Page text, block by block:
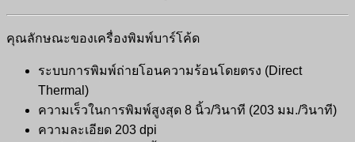
คุณลักษณะของเครื่องพิมพ์บาร์โค้ด
ระบบการพิมพ์ถ่ายโอนความร้อนโดยตรง (Direct
Thermal)
ความเร็วในการพิมพ์สูงสุด 8 นิ้ว/วินาที (203 มม./วินาที)
ความละเอียด 203 dpi